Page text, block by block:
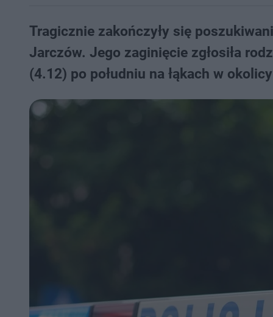
Tragicznie zakończyły się
Jarczów. Jego zaginięcie zgłosiła
(4.12) po południu na łąkach w